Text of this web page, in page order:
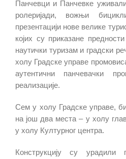
Панчевци и Панчевке
ролеријади, вожњи
презентацији нове велике
којих су приказане
наутички туризам и градски
холу Градске управе
аутентични панчевачки
реализације.
Сем у холу Градске управе,
на још два места – у холу
у холу Културног центра.
Конструкцију су